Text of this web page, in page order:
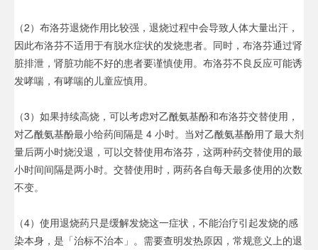
（2）布洛芬退烧作用比较强，退烧过程中会导致人体大量出汗，
因此布洛芬不适用于有脱水症状的发烧患者。同时，布洛芬通过肾
脏排泄，肾脏功能不好的患者要谨慎使用。布洛芬不良反应可能诱
发哮喘，有哮喘的儿童应慎用。
（3）如果持续高烧，可以考虑对乙酰氨基酚和布洛芬交替使用，
对乙酰氨基酚最小给药间隔是 4 小时。当对乙酰氨基酚用了最大剂
量后两小时烧没退，可以交替使用布洛芬，这两种药交替使用的最
小时间间隔是两小时。交替使用时，两药各自每天最多使用的次数
不变。
（4）使用退烧药只是缓解发烧这一症状，不能治疗引起发烧的感
染本身，是「治标不治本」。需要查明发热原因，常规意义上的退